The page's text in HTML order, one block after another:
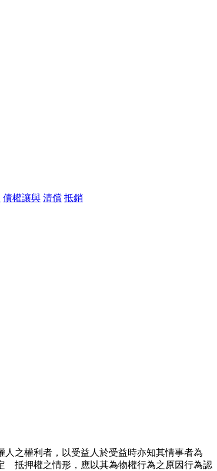
債權讓與 清償 抵銷
之權利者，以受益人於受益時亦知其情事者為
抵押權之情形，應以其為物權行為之原因行為認